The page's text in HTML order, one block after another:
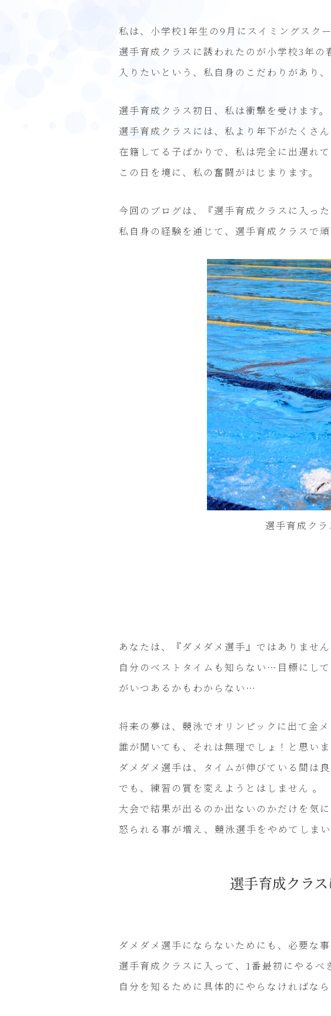
私は、小学校1年生の9月にスイミングスク
選手育成クラスに誘われたのが小学校3年
入りたいという、私自身のこだわりがあり
選手育成クラス初日、私は衝撃を受けます。
選手育成クラスには、私より年下がたくさ
在籍してる子ばかりで、私は完全に出遅れ
この日を境に、私の奮闘がはじまります。
今回のブログは、『選手育成クラスに入っ
私自身の経験を通じて、選手育成クラスで
選手育成ク
あなたは、『ダメダメ選手』ではありません
自分のベストタイムも知らない…目標にし
がいつあるかもわからない…
将来の夢は、競泳でオリンピックに出て金メ
誰が聞いても、それは無理でしょ！と思い
ダメダメ選手は、タイムが伸びている間は
でも、練習の質を変えようとはしません 。
大会で結果が出るのか出ないのかだけを気
怒られる事が増え、競泳選手をやめてしまい
選手育成クラ
ダメダメ選手にならないためにも、必要な
選手育成クラスに入って、1番最初にやるべ
自分を知るために具体的にやらなければな